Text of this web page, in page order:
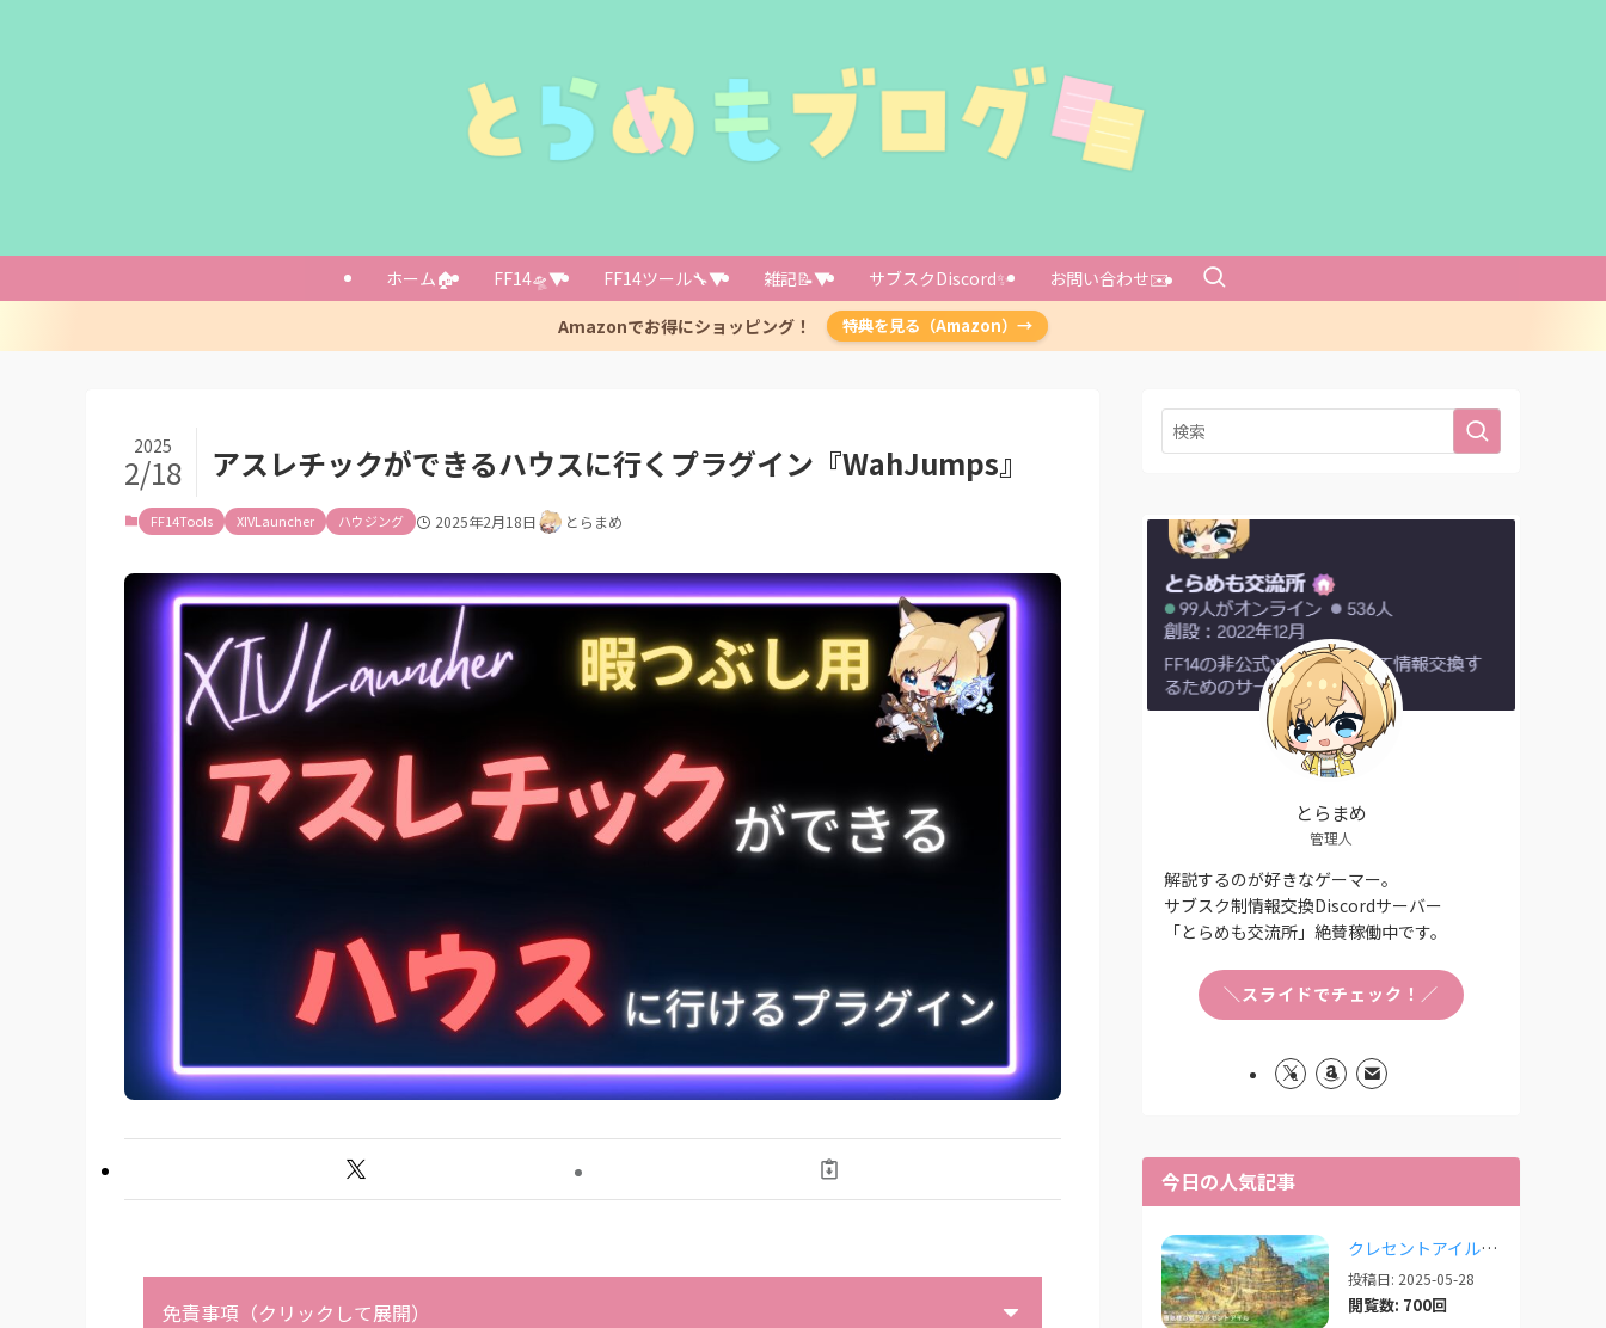
ホーム🏠 FF14🛸▼ FF14ツール🔧▼ 雑記📝▼ サブスクDiscord✨️
お問い合わせ✉️
Amazonでお得にショッピング！
特典を見る（Amazon）→
アスレチックができるハウスに行くプラグイン『WahJumps』
2025
2/18
FF14Tools XIVLauncher ハウジング 2025年2月18日 とらまめ
免責事項（クリックして展開）
とらまめ
管理人
解説するのが好きなゲーマー。
サブスク制情報交換Discordサーバー
「とらめも交流所」絶賛稼働中です。
＼スライドでチェック！／
今日の人気記事
クレセントアイルで使えるツール情報まとめ【2026/07/30更新】
投稿日: 2025-05-28
閲覧数: 700回
カスタムプラグインリポジトリを使用します
「WahJumps」をインストール